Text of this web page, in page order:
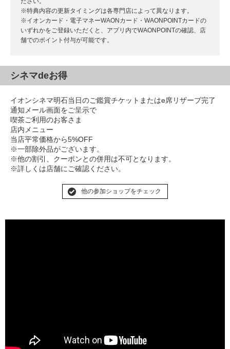
※特典内容の更新タイミングは各専門店によって異なります。
※イオンカード・電子マネーWAONカード・WAONPOINTカードの
いずれかをご登録いただくと、アプリ内でWAONPOINTの確認、店
舗でのポイント付与が可能です。
シネマdeお得
イオンシネマ明石当日のご鑑賞チケットまたはe席リザーブ完了
通知メール画面をご呈示で
喫茶ご利用のお客さま
店内メニュー
当店平常価格から5%OFF
※一部除外品がございます。
※他の割引、クーポンとの併用は不可となります。
※詳しくは店舗にご確認ください。
他の参加ショップをチェック